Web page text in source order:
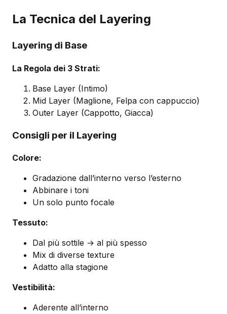
La Tecnica del Layering
Layering di Base
La Regola dei 3 Strati:
Base Layer (Intimo)
Mid Layer (Maglione, Felpa con cappuccio)
Outer Layer (Cappotto, Giacca)
Consigli per il Layering
Colore:
Gradazione dall’interno verso l’esterno
Abbinare i toni
Un solo punto focale
Tessuto:
Dal più sottile → al più spesso
Mix di diverse texture
Adatto alla stagione
Vestibilità:
Aderente all’interno